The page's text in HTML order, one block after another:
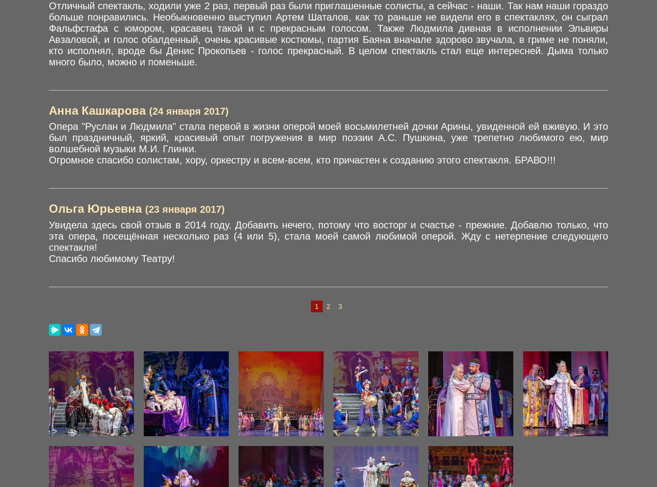
Отличный спектакль, ходили уже 2 раз, первый раз были приглашенные солисты, а сейчас - наши. Так нам наши гораздо
больше понравились. Необыкновенно выступил Артем Шаталов, как то раньше не видели его в спектаклях, он сыграл
Фальфстафа с юмором, красавец такой и с прекрасным голосом. Также Людмила дивная в исполнении Эльвиры
Авзаловой, и голос обалденный, очень красивые костюмы, партия Баяна вначале здорово звучала, в гриме не поняли,
кто исполнял, вроде бы Денис Прокопьев - голос прекрасный. В целом спектакль стал еще интересней. Дыма только
много было, можно и поменьше.
Анна Кашкарова (24 января 2017)
Опера "Руслан и Людмила" стала первой в жизни оперой моей восьмилетней дочки Арины, увиденной ей вживую. И это
был праздничный, яркий, красивый опыт погружения в мир поэзии А.С. Пушкина, уже трепетно любимого ею, мир
волшебной музыки М.И. Глинки.
Огромное спасибо солистам, хору, оркестру и всем-всем, кто причастен к созданию этого спектакля. БРАВО!!!
Ольга Юрьевна (23 января 2017)
Увидела здесь свой отзыв в 2014 году. Добавить нечего, потому что восторг и счастье - прежние. Добавлю только, что
эта опера, посещённая несколько раз (4 или 5), стала моей самой любимой оперой. Жду с нетерпение следующего
спектакля!
Спасибо любимому Театру!
1 2 3